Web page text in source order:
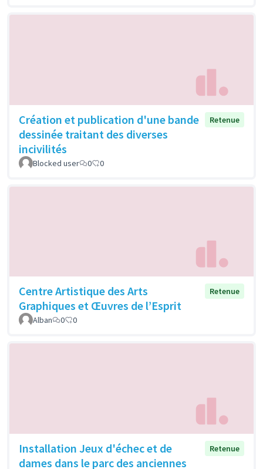
Création et publication d'une bande
dessinée traitant des diverses
incivilités
Retenue
Blocked user 0 0
Centre Artistique des Arts
Graphiques et Œuvres de l’Esprit
Retenue
Alban 0 0
Installation Jeux d'échec et de
dames dans le parc des anciennes
Retenue